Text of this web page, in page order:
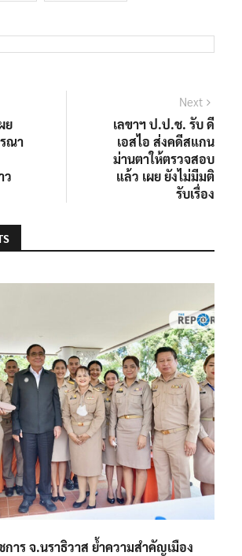
ย
ณา
ว
Next
เลขาฯ ป.ป.ช. รับ ดี
เอสไอ ส่งคดีสแกน
ม่านตาให้ตรวจสอบ
แล้ว เผย ยังไม่มีมติ
รับเรื่อง
การ จ.นราธิวาส ย้ำความสำคัญเมือง